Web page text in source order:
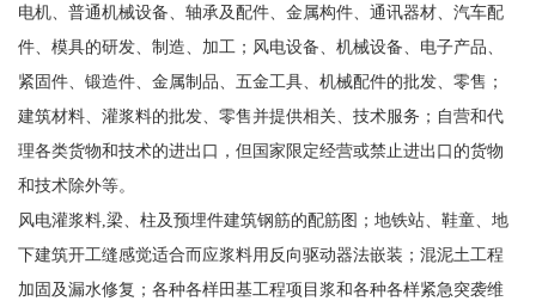
电机、普通机械设备、轴承及配件、金属构件、通讯器材、汽车配
件、模具的研发、制造、加工；风电设备、机械设备、电子产品、
紧固件、锻造件、金属制品、五金工具、机械配件的批发、零售；
建筑材料、灌浆料的批发、零售并提供相关、技术服务；自营和代
理各类货物和技术的进出口，但国家限定经营或禁止进出口的货物
和技术除外等。
风电灌浆料,梁、柱及预埋件建筑钢筋的配筋图；地铁站、鞋童、地
下建筑开工缝感觉适合而应浆料用反向驱动器法嵌装；混泥土工程
加固及漏水修复；各种各样田基工程项目浆和各种各样紧急突袭维